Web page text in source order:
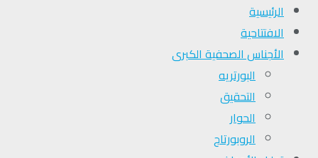
الرئيسية
الافتتاحية
الأجناس الصحفية الكبرى
البورتريه
التحقیق
الحوار
الروبورتاج